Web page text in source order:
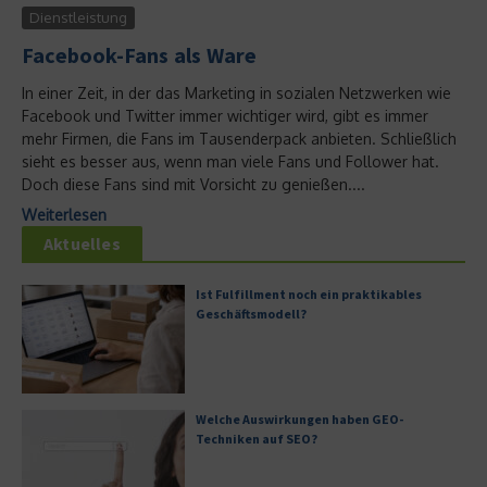
Dienstleistung
Facebook-Fans als Ware
In einer Zeit, in der das Marketing in sozialen Netzwerken wie
Facebook und Twitter immer wichtiger wird, gibt es immer
mehr Firmen, die Fans im Tausenderpack anbieten. Schließlich
sieht es besser aus, wenn man viele Fans und Follower hat.
Doch diese Fans sind mit Vorsicht zu genießen....
Weiterlesen
Aktuelles
Ist Fulfillment noch ein praktikables
Geschäftsmodell?
Welche Auswirkungen haben GEO-
Techniken auf SEO?